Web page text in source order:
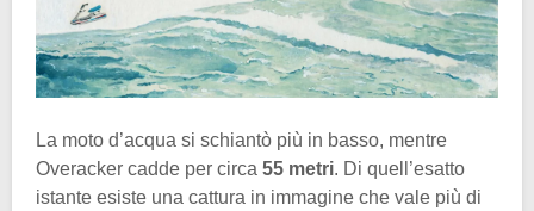
La moto d’acqua si schiantò più in basso, mentre
Overacker cadde per circa 55 metri. Di quell’esatto
istante esiste una cattura in immagine che vale più di